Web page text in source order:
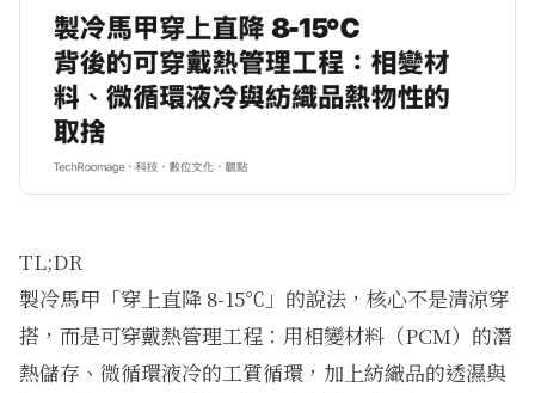
TL;DR
製冷馬甲「穿上直降 8-15℃」的說法，核心不是清涼穿
搭，而是可穿戴熱管理工程：用相變材料（PCM）的潛
熱儲存、微循環液冷的工質循環，加上紡織品的透濕與